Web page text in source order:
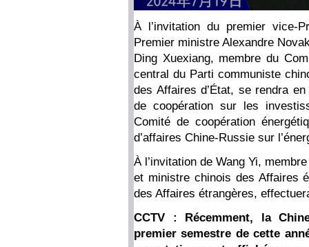
À l’invitation du premier vice-
Premier ministre Alexandre
Ding Xuexiang, membre du
central du Parti communiste
des Affaires d’État, se rendra
de coopération sur les
Comité de coopération
d’affaires Chine-Russie sur
À l’invitation de Wang Yi,
et ministre chinois des Affaires
des Affaires étrangères,
CCTV : Récemment, la
premier semestre de cette